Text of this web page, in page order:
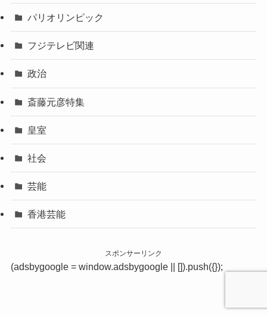
パリオリンピック
フジテレビ関連
政治
斎藤元彦特集
皇室
社会
芸能
香港芸能
スポンサーリンク
(adsbygoogle = window.adsbygoogle || []).push({});